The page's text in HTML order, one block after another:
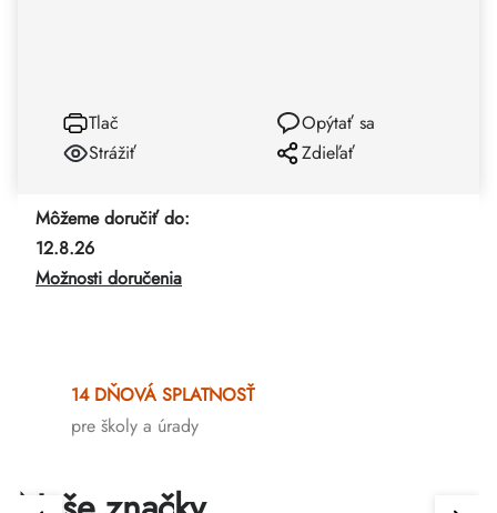
Môžeme doručiť do:
12.8.26
Možnosti doručenia
Tlač
Opýtať sa
Strážiť
Zdieľať
14 DŇOVÁ SPLATNOSŤ
pre školy a úrady